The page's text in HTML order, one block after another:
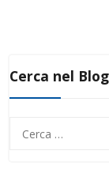
Cerca nel Blog